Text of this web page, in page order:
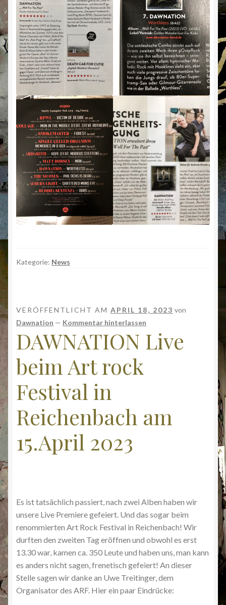
Kategorie: News
VERÖFFENTLICHT AM APRIL 18, 2023 von
Dawnation — Kommentar hinterlassen
DAWNATION Live
beim Art rock
Festival in
Reichenbach am
15.April 2023
Es ist tatsächlich passiert, nach zwei Alben haben wir
unsere Live Premiere gefeiert. Und das sogar beim
renommierten Art Rock Festival in Reichenbach! Wir
durften den zweiten Tag eröffnen und obwohl es erst
13.30 war, kamen ca. 350 Leute und haben uns, man kann
es anders nicht sagen, frenetisch gefeiert! An dieser
Stelle sagen wir danke an Uwe Treitinger, dem
Organisator des ARF. Hier ein paar Eindrücke: